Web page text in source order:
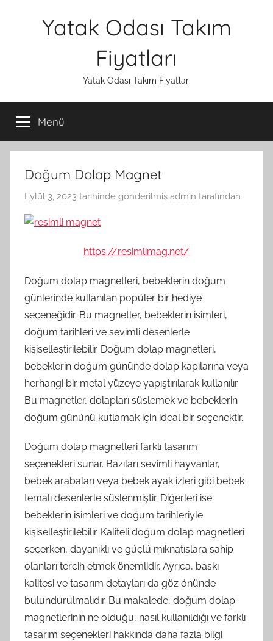
Yatak Odası Takım
Fiyatları
Yatak Odası Takım Fiyatları
Menü
Doğum Dolap Magnet
Eylül 3, 2023 tarihinde gönderilmiş admin tarafından
https://resimlimag.net/
Doğum dolap magnetleri, bebeklerin doğum
günlerinde kullanılan popüler bir hediye
seçeneğidir. Bu magnetler, bebeklerin isimleri,
doğum tarihleri ve sevimli desenlerle
kişiselleştirilebilir. Doğum dolap magnetleri,
bebeklerin doğum gününde dolap kapılarına veya
herhangi bir metal yüzeye yapıştırılarak kullanılır.
Bu magnetler, dolapları süslemek ve bebeklerin
doğum gününü kutlamak için ideal bir seçenektir.
Doğum dolap magnetleri farklı tasarım
seçenekleri sunar. Bazıları sevimli hayvanlar,
bebek arabaları veya bebek ayak izleri gibi bebek
temalı desenlerle süslenmiştir. Diğerleri ise
bebeklerin isimleri ve doğum tarihleriyle
kişiselleştirilebilir. Kaliteli doğum dolap magnetleri
seçerken, dayanıklı ve güçlü mıknatıslara sahip
olanları tercih etmek önemlidir. Ayrıca, baskı
kalitesi ve tasarım detayları da göz önünde
bulundurulmalıdır. Bu makalede, doğum dolap
magnetlerinin ne olduğu, nasıl kullanıldığı ve farklı
tasarım seçenekleri hakkında daha fazla bilgi